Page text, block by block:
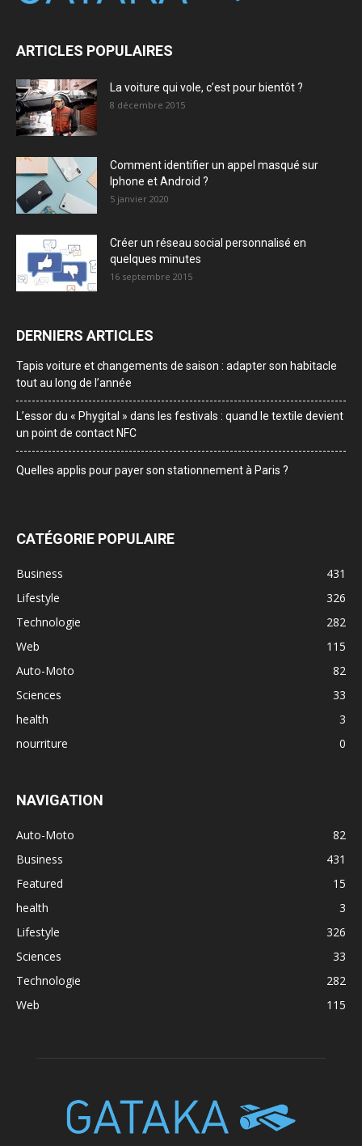
ARTICLES POPULAIRES
La voiture qui vole, c’est pour bientôt ?
8 décembre 2015
Comment identifier un appel masqué sur
Iphone et Android ?
5 janvier 2020
Créer un réseau social personnalisé en
quelques minutes
16 septembre 2015
DERNIERS ARTICLES
Tapis voiture et changements de saison : adapter son habitacle
tout au long de l’année
L’essor du « Phygital » dans les festivals : quand le textile devient
un point de contact NFC
Quelles applis pour payer son stationnement à Paris ?
CATÉGORIE POPULAIRE
Business
431
Lifestyle
326
Technologie
282
Web
115
Auto-Moto
82
Sciences
33
health
3
nourriture
0
NAVIGATION
Auto-Moto
82
Business
431
Featured
15
health
3
Lifestyle
326
Sciences
33
Technologie
282
Web
115